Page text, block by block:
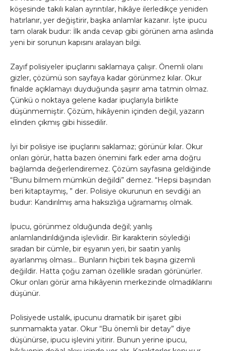
köşesinde takılı kalan ayrıntılar, hikâye ilerledikçe yeniden
hatırlanır, yer değiştirir, başka anlamlar kazanır. İşte ipucu
tam olarak budur: İlk anda cevap gibi görünen ama aslında
yeni bir sorunun kapısını aralayan bilgi.
Zayıf polisiyeler ipuçlarını saklamaya çalışır. Önemli olanı
gizler, çözümü son sayfaya kadar görünmez kılar. Okur
finalde açıklamayı duyduğunda şaşırır ama tatmin olmaz.
Çünkü o noktaya gelene kadar ipuçlarıyla birlikte
düşünmemiştir. Çözüm, hikâyenin içinden değil, yazarın
elinden çıkmış gibi hissedilir.
İyi bir polisiye ise ipuçlarını saklamaz; görünür kılar. Okur
onları görür, hatta bazen önemini fark eder ama doğru
bağlamda değerlendiremez. Çözüm sayfasına geldiğinde
“Bunu bilmem mümkün değildi” demez. “Hepsi başından
beri kitaptaymış, ” der. Polisiye okurunun en sevdiği an
budur: Kandırılmış ama haksızlığa uğramamış olmak.
İpucu, görünmez olduğunda değil; yanlış
anlamlandırıldığında işlevlidir. Bir karakterin söylediği
sıradan bir cümle, bir eşyanın yeri, bir saatin yanlış
ayarlanmış olması… Bunların hiçbiri tek başına gizemli
değildir. Hatta çoğu zaman özellikle sıradan görünürler.
Okur onları görür ama hikâyenin merkezinde olmadıklarını
düşünür.
Polisiyede ustalık, ipucunu dramatik bir işaret gibi
sunmamakta yatar. Okur “Bu önemli bir detay” diye
düşünürse, ipucu işlevini yitirir. Bunun yerine ipucu,